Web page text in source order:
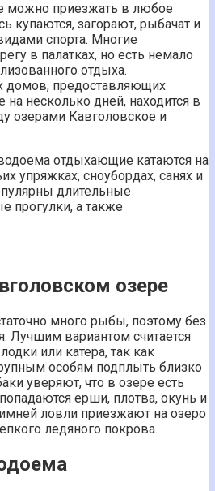
можно приезжать в любое
купаются, загорают, рыбачат и
спорта. Многие
в палатках, но есть немало
отдыха.
домов, предоставляющих
несколько дней, находится в
озерами Кавголовское и
отдыхающие катаются на
упряжках, сноубордах, санях и
длительные
прогулки, а также
озере
много рыбы, поэтому без
Лучшим вариантом считается
или катера, так как
особям подплыть близко
уверяют, что в озере есть
ерши, плотва, окунь и
ловли приезжают на озеро
ледяного покрова.